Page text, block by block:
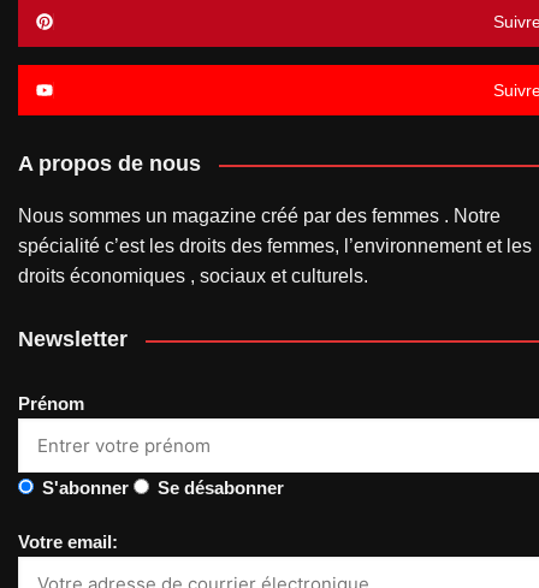
A propos de nous
Nous sommes un magazine créé par des femmes . Notre
spécialité c’est les droits des femmes, l’environnement et les
droits économiques , sociaux et culturels.
Newsletter
Prénom
S'abonner Se désabonner
Votre email: